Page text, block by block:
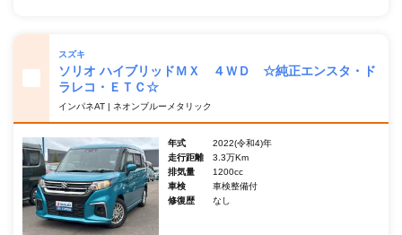
スズキ
ソリオ ハイブリッドＭＸ ４ＷＤ ☆純正エンスタ・ド
ラレコ・ＥＴＣ☆
インパネAT | ネオンブルーメタリック
年式
2022(令和4)年
走行距離
3.3万Km
排気量
1200cc
車検
車検整備付
修復歴
なし